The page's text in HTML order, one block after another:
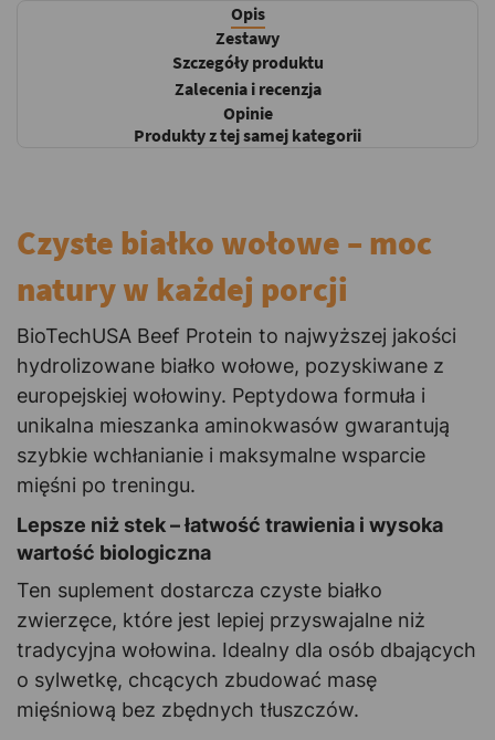
Opis
Zestawy
Szczegóły produktu
Zalecenia i recenzja
Opinie
Produkty z tej samej kategorii
Czyste białko wołowe – moc
natury w każdej porcji
BioTechUSA Beef Protein to najwyższej jakości
hydrolizowane białko wołowe, pozyskiwane z
europejskiej wołowiny. Peptydowa formuła i
unikalna mieszanka aminokwasów gwarantują
szybkie wchłanianie i maksymalne wsparcie
mięśni po treningu.
Lepsze niż stek – łatwość trawienia i wysoka
wartość biologiczna
Ten suplement dostarcza czyste białko
zwierzęce, które jest lepiej przyswajalne niż
tradycyjna wołowina. Idealny dla osób dbających
o sylwetkę, chcących zbudować masę
mięśniową bez zbędnych tłuszczów.